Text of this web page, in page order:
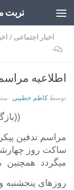
تربت
اخبار اجتماعی /
۰
اطلاعیه
توسطکاظم خطیبی ·
مراسم تدفین
میگردد همچنین